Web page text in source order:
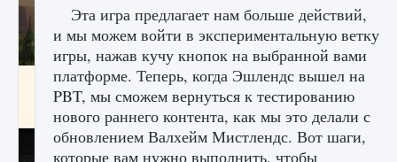
Как заработать медали лиги Clash of Clans
9 августа 2024 2 599
Эта игра предлагает нам больше действий,
и мы можем войти в экспериментальную ветку
игры, нажав кучу кнопок на выбранной вами
платформе. Теперь, когда Эшлендс вышел на
PBT, мы сможем вернуться к тестированию
нового раннего контента, как мы это делали с
обновлением Валхейм Мистлендс. Вот шаги,
которые вам нужно выполнить, чтобы